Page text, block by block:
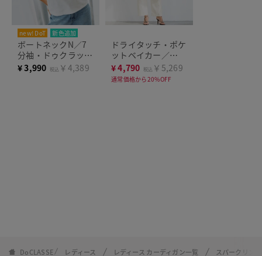
new! DoT
新色追加
まとめ買い対象
ボートネックN／7
分袖・ドゥクラッセ
Tシャツ
¥3,990 税込 ￥4,389
ドライタッチ・ポケ
ットベイカー／
68cm
¥4,790 税込 ￥5,269
通常価格から20%OFF
DoCLASSE レディース レディース カーディガン一覧 スパークリン